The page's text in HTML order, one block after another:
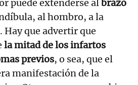
puede extenderse al brazo
al hombro, a la
Hay que advertir que
la mitad de los infartos
previos, o sea, que el
manifestación de la